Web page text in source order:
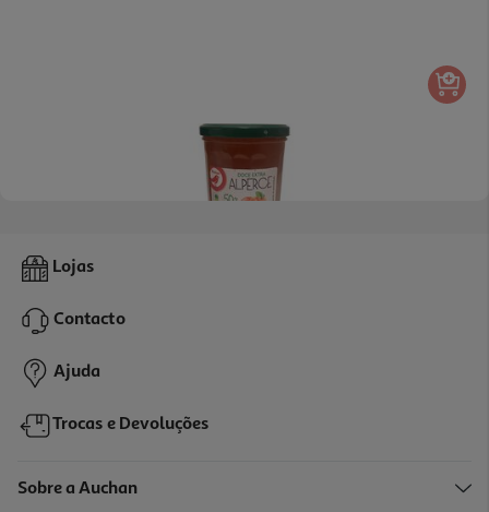
Doce Auchan Extra 50% Frutos Alperce 360g
2,19 €
Lojas
Contacto
Ajuda
Trocas e Devoluções
Sobre a Auchan